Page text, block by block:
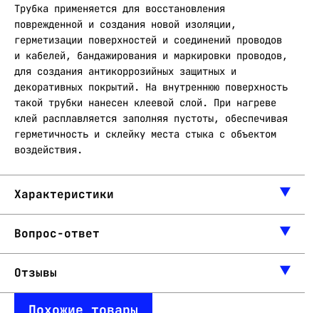
Трубка применяется для восстановления
поврежденной и создания новой изоляции,
герметизации поверхностей и соединений проводов
и кабелей, бандажирования и маркировки проводов,
для создания антикоррозийных защитных и
декоративных покрытий. На внутреннюю поверхность
такой трубки нанесен клеевой слой. При нагреве
клей расплавляется заполняя пустоты, обеспечивая
герметичность и склейку места стыка с объектом
воздействия.
Характеристики
Вопрос-ответ
Отзывы